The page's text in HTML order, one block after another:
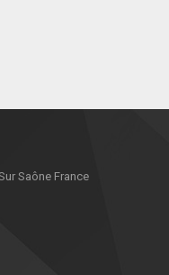
Saône France